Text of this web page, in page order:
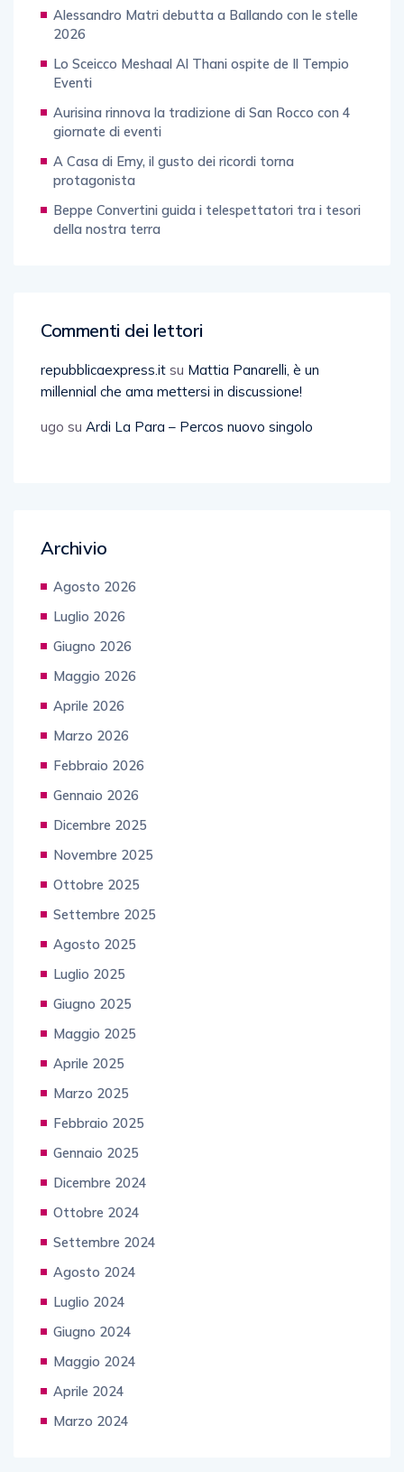
Alessandro Matri debutta a Ballando con le stelle
2026
Lo Sceicco Meshaal Al Thani ospite de Il Tempio
Eventi
Aurisina rinnova la tradizione di San Rocco con 4
giornate di eventi
A Casa di Emy, il gusto dei ricordi torna
protagonista
Beppe Convertini guida i telespettatori tra i tesori
della nostra terra
Commenti dei lettori
repubblicaexpress.it su Mattia Panarelli, è un
millennial che ama mettersi in discussione!
ugo su Ardi La Para – Percos nuovo singolo
Archivio
Agosto 2026
Luglio 2026
Giugno 2026
Maggio 2026
Aprile 2026
Marzo 2026
Febbraio 2026
Gennaio 2026
Dicembre 2025
Novembre 2025
Ottobre 2025
Settembre 2025
Agosto 2025
Luglio 2025
Giugno 2025
Maggio 2025
Aprile 2025
Marzo 2025
Febbraio 2025
Gennaio 2025
Dicembre 2024
Ottobre 2024
Settembre 2024
Agosto 2024
Luglio 2024
Giugno 2024
Maggio 2024
Aprile 2024
Marzo 2024